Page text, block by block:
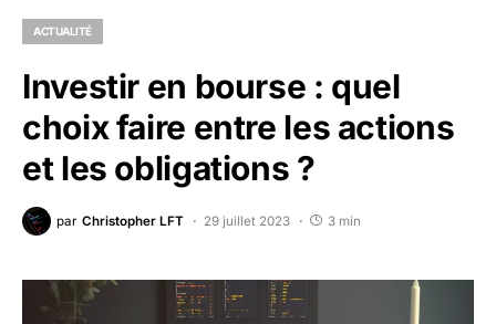
ACTUALITÉ
Investir en bourse : quel
choix faire entre les actions
et les obligations ?
par Christopher LFT 29 juillet 2023 3 min